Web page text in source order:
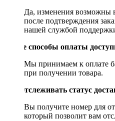
Да, изменения возможны
после подтверждения
нашей службой
Какие способы оплаты
Мы принимаем к оплате
при получении товара.
Как отслеживать статус
Вы получите номер для
который позволит вам